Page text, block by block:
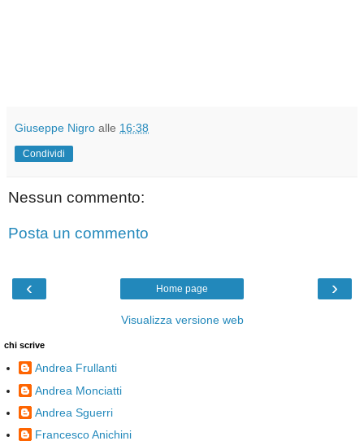
Giuseppe Nigro alle 16:38
Condividi
Nessun commento:
Posta un commento
‹ ›
Home page
Visualizza versione web
chi scrive
Andrea Frullanti
Andrea Monciatti
Andrea Sguerri
Francesco Anichini